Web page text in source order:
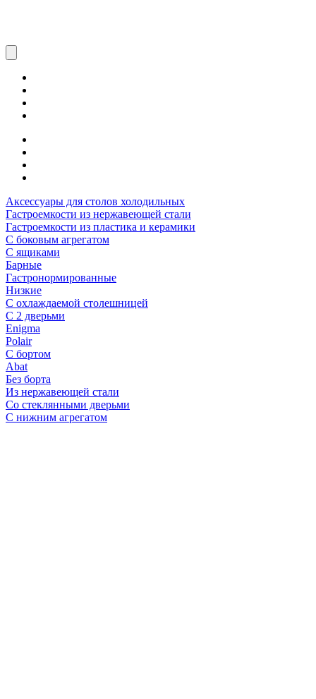
Аксессуары для столов холодильных
Гастроемкости из нержавеющей стали
Гастроемкости из пластика и керамики
С боковым агрегатом
С ящиками
Барные
Гастронормированные
Низкие
С охлаждаемой столешницей
С 2 дверьми
Enigma
Polair
С бортом
Abat
Без борта
Из нержавеющей стали
Со стеклянными дверьми
С нижним агрегатом